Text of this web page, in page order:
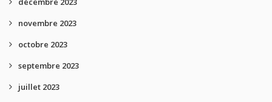
novembre 2023
octobre 2023
septembre 2023
juillet 2023